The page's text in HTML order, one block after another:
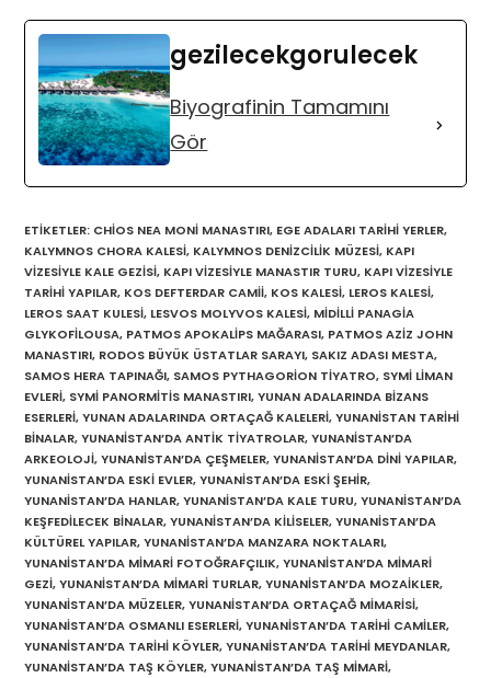
gezilecekgorulecek
Biyografinin Tamamını
Gör
ETIKETLER: CHIOS NEA MONI MANASTIRI, EGE ADALARI TARIHI YERLER,
KALYMNOS CHORA KALESI, KALYMNOS DENIZCILIK MÜZESI, KAPI
VIZESIYLE KALE GEZISI, KAPI VIZESIYLE MANASTIR TURU, KAPI VIZESIYLE
TARIHI YAPILAR, KOS DEFTERDAR CAMII, KOS KALESI, LEROS KALESI,
LEROS SAAT KULESI, LESVOS MOLYVOS KALESI, MIDILLI PANAGIA
GLYKOFILOUSA, PATMOS APOKALIPS MAĞARASI, PATMOS AZIZ JOHN
MANASTIRI, RODOS BÜYÜK ÜSTATLAR SARAYI, SAKIZ ADASI MESTA,
SAMOS HERA TAPINAĞI, SAMOS PYTHAGORION TIYATRO, SYMI LIMAN
EVLERI, SYMI PANORMITIS MANASTIRI, YUNAN ADALARINDA BIZANS
ESERLERI, YUNAN ADALARINDA ORTAÇAĞ KALELERI, YUNANISTAN TARIHI
BINALAR, YUNANISTAN’DA ANTIK TIYATROLAR, YUNANISTAN’DA
ARKEOLOJI, YUNANISTAN’DA ÇEŞMELER, YUNANISTAN’DA DINI YAPILAR,
YUNANISTAN’DA ESKI EVLER, YUNANISTAN’DA ESKI ŞEHIR,
YUNANISTAN’DA HANLAR, YUNANISTAN’DA KALE TURU, YUNANISTAN’DA
KEŞFEDILECEK BINALAR, YUNANISTAN’DA KILISELER, YUNANISTAN’DA
KÜLTÜREL YAPILAR, YUNANISTAN’DA MANZARA NOKTALARI,
YUNANISTAN’DA MIMARI FOTOĞRAFÇILIK, YUNANISTAN’DA MIMARI
GEZI, YUNANISTAN’DA MIMARI TURLAR, YUNANISTAN’DA MOZAIKLER,
YUNANISTAN’DA MÜZELER, YUNANISTAN’DA ORTAÇAĞ MIMARISI,
YUNANISTAN’DA OSMANLI ESERLERI, YUNANISTAN’DA TARIHI CAMILER,
YUNANISTAN’DA TARIHI KÖYLER, YUNANISTAN’DA TARIHI MEYDANLAR,
YUNANISTAN’DA TAŞ KÖYLER, YUNANISTAN’DA TAŞ MIMARI,